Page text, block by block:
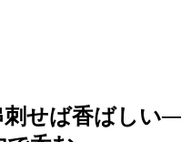
刺せば香ばしい